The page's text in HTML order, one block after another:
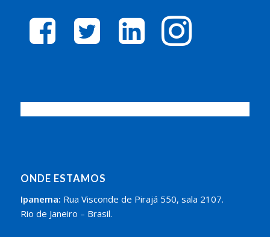
facebook-
square
twitter-
square
linkedin-
square
instagram
ONDE ESTAMOS
Ipanema: Rua Visconde de Pirajá 550, sala 2107.
Rio de Janeiro – Brasil.